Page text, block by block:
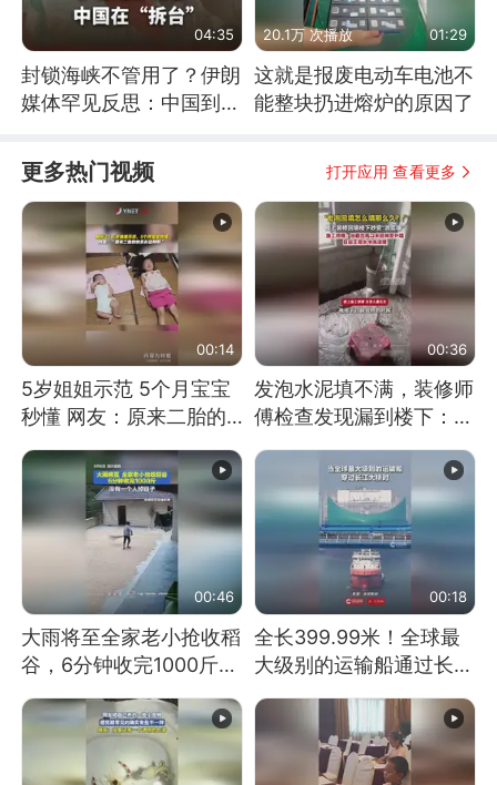
04:35
封锁海峡不管用了？伊朗
媒体罕见反思：中国到底
20.1万 次播放 01:29
这就是报废电动车电池不
能整块扔进熔炉的原因了
更多热门视频 打开应用 查看更多
00:14
5岁姐姐示范 5个月宝宝
秒懂 网友：原来二胎的
00:36
发泡水泥填不满，装修师
傅检查发现漏到楼下：出
00:46
大雨将至全家老小抢收稻
谷，6分钟收完1000斤，
00:18
全长399.99米！全球最
大级别的运输船通过长江